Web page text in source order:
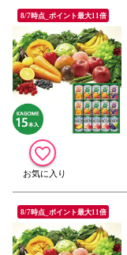
8/7時点_ポイント最大11倍
8/7時点_ポイント最大11倍